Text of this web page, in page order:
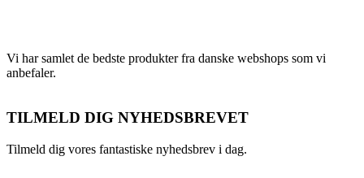
Vi har samlet de bedste produkter fra danske webshops som vi
anbefaler.
TILMELD DIG NYHEDSBREVET
Tilmeld dig vores fantastiske nyhedsbrev i dag.